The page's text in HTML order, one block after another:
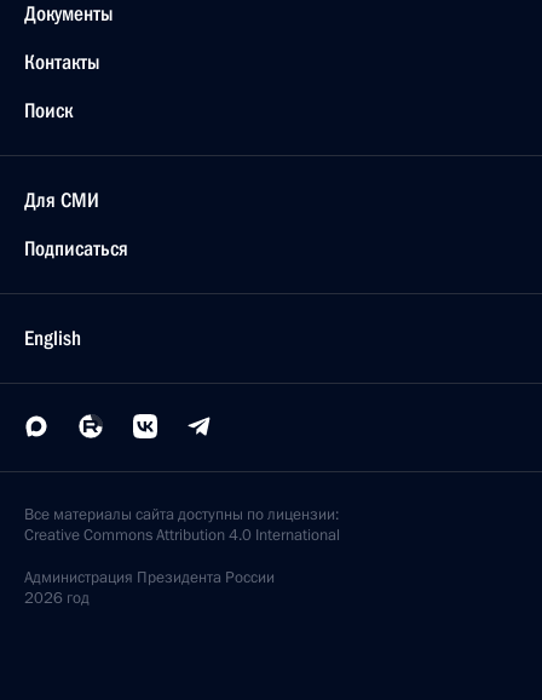
Документы
Контакты
Поиск
Для СМИ
Подписаться
English
Все материалы сайта доступны по лицензии:
Creative Commons Attribution 4.0 International
Администрация Президента России
2026 год